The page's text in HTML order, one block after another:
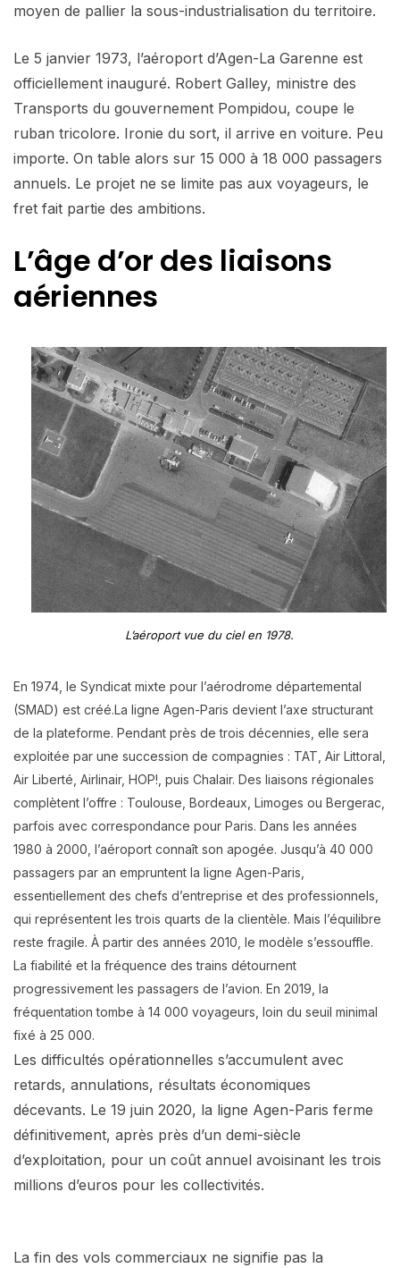
moyen de pallier la sous-industrialisation du territoire.
Le 5 janvier 1973, l’aéroport d’Agen-La Garenne est
officiellement inauguré. Robert Galley, ministre des
Transports du gouvernement Pompidou, coupe le
ruban tricolore. Ironie du sort, il arrive en voiture. Peu
importe. On table alors sur 15 000 à 18 000 passagers
annuels. Le projet ne se limite pas aux voyageurs, le
fret fait partie des ambitions.
L’âge d’or des liaisons
aériennes
L’aéroport vue du ciel en 1978.
En 1974, le Syndicat mixte pour l’aérodrome départemental
(SMAD) est créé.La ligne Agen-Paris devient l’axe structurant
de la plateforme. Pendant près de trois décennies, elle sera
exploitée par une succession de compagnies : TAT, Air Littoral,
Air Liberté, Airlinair, HOP!, puis Chalair. Des liaisons régionales
complètent l’offre : Toulouse, Bordeaux, Limoges ou Bergerac,
parfois avec correspondance pour Paris. Dans les années
1980 à 2000, l’aéroport connaît son apogée. Jusqu’à 40 000
passagers par an empruntent la ligne Agen-Paris,
essentiellement des chefs d’entreprise et des professionnels,
qui représentent les trois quarts de la clientèle. Mais l’équilibre
reste fragile. À partir des années 2010, le modèle s’essouffle.
La fiabilité et la fréquence des trains détournent
progressivement les passagers de l’avion. En 2019, la
fréquentation tombe à 14 000 voyageurs, loin du seuil minimal
fixé à 25 000.
Les difficultés opérationnelles s’accumulent avec
retards, annulations, résultats économiques
décevants. Le 19 juin 2020, la ligne Agen-Paris ferme
définitivement, après près d’un demi-siècle
d’exploitation, pour un coût annuel avoisinant les trois
millions d’euros pour les collectivités.
La fin des vols commerciaux ne signifie pas la